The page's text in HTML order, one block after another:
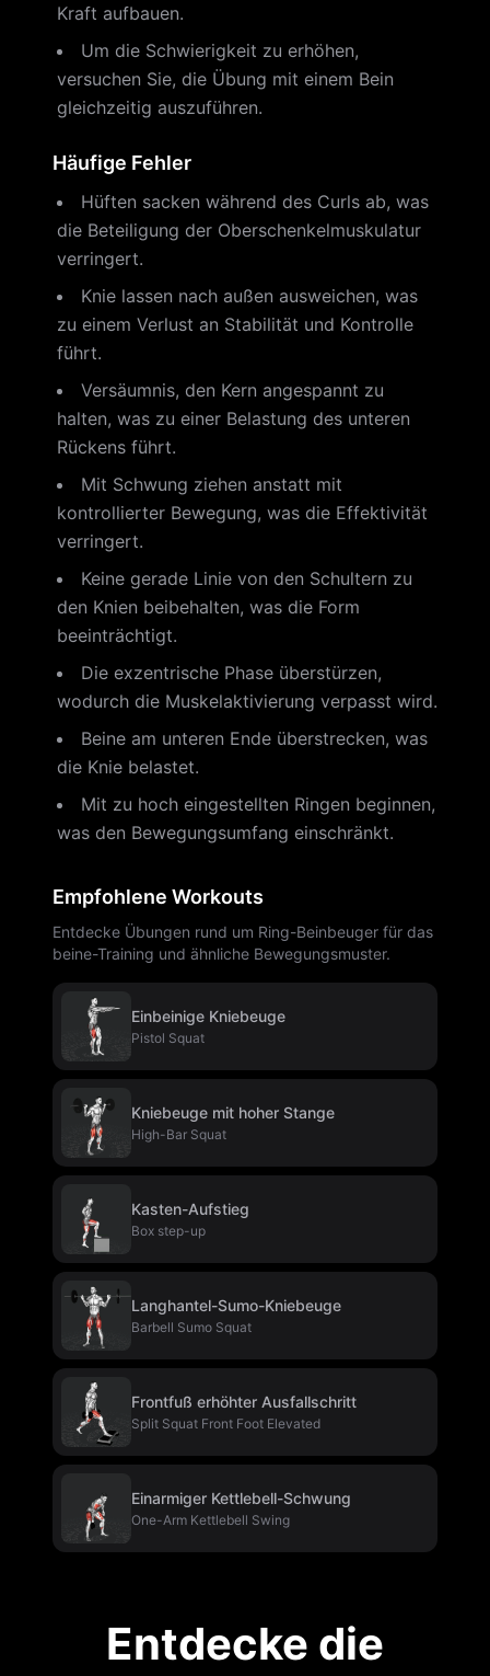
Kraft aufbauen.
Um die Schwierigkeit zu erhöhen,
versuchen Sie, die Übung mit einem Bein
gleichzeitig auszuführen.
Häufige Fehler
Hüften sacken während des Curls ab, was
die Beteiligung der Oberschenkelmuskulatur
verringert.
Knie lassen nach außen ausweichen, was
zu einem Verlust an Stabilität und Kontrolle
führt.
Versäumnis, den Kern angespannt zu
halten, was zu einer Belastung des unteren
Rückens führt.
Mit Schwung ziehen anstatt mit
kontrollierter Bewegung, was die Effektivität
verringert.
Keine gerade Linie von den Schultern zu
den Knien beibehalten, was die Form
beeinträchtigt.
Die exzentrische Phase überstürzen,
wodurch die Muskelaktivierung verpasst wird.
Beine am unteren Ende überstrecken, was
die Knie belastet.
Mit zu hoch eingestellten Ringen beginnen,
was den Bewegungsumfang einschränkt.
Empfohlene Workouts
Entdecke Übungen rund um Ring-Beinbeuger für das
beine-Training und ähnliche Bewegungsmuster.
Einbeinige Kniebeuge
Pistol Squat
Kniebeuge mit hoher Stange
High-Bar Squat
Kasten-Aufstieg
Box step-up
Langhantel-Sumo-Kniebeuge
Barbell Sumo Squat
Frontfuß erhöhter Ausfallschritt
Split Squat Front Foot Elevated
Einarmiger Kettlebell-Schwung
One-Arm Kettlebell Swing
Entdecke die